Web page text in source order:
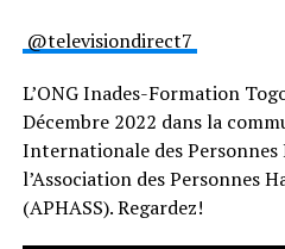
@televisiondirect7
L’ONG Inades-Formation
Décembre 2022 dans la
Internationale des Personnes
l’Association des Personnes
(APHASS). Regardez!